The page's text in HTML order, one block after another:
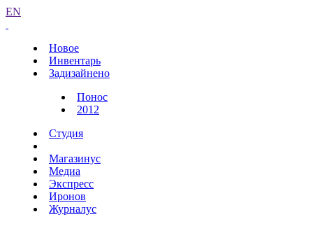
EN
Новое
Инвентарь
Задизайнено
Понос
2012
Студия
Магазинус
Медиа
Экспресс
Иронов
Журналус